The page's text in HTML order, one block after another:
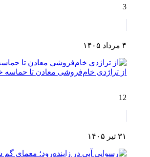
3
۴ مرداد ۱۴۰۵
از تراژدی خام‌فروشی معادن تا حماسه
12
۳۱ تیر ۱۴۰۵